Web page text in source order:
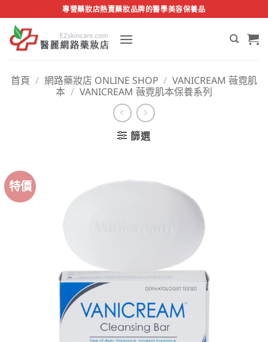
to
content
專營藥妝店熱賣藥妝品牌的醫學美容保養品
首頁 / 網路藥妝店 ONLINE SHOP / VANICREAM 薇霓肌
本 / VANICREAM 薇霓肌本保養系列
篩選
特價